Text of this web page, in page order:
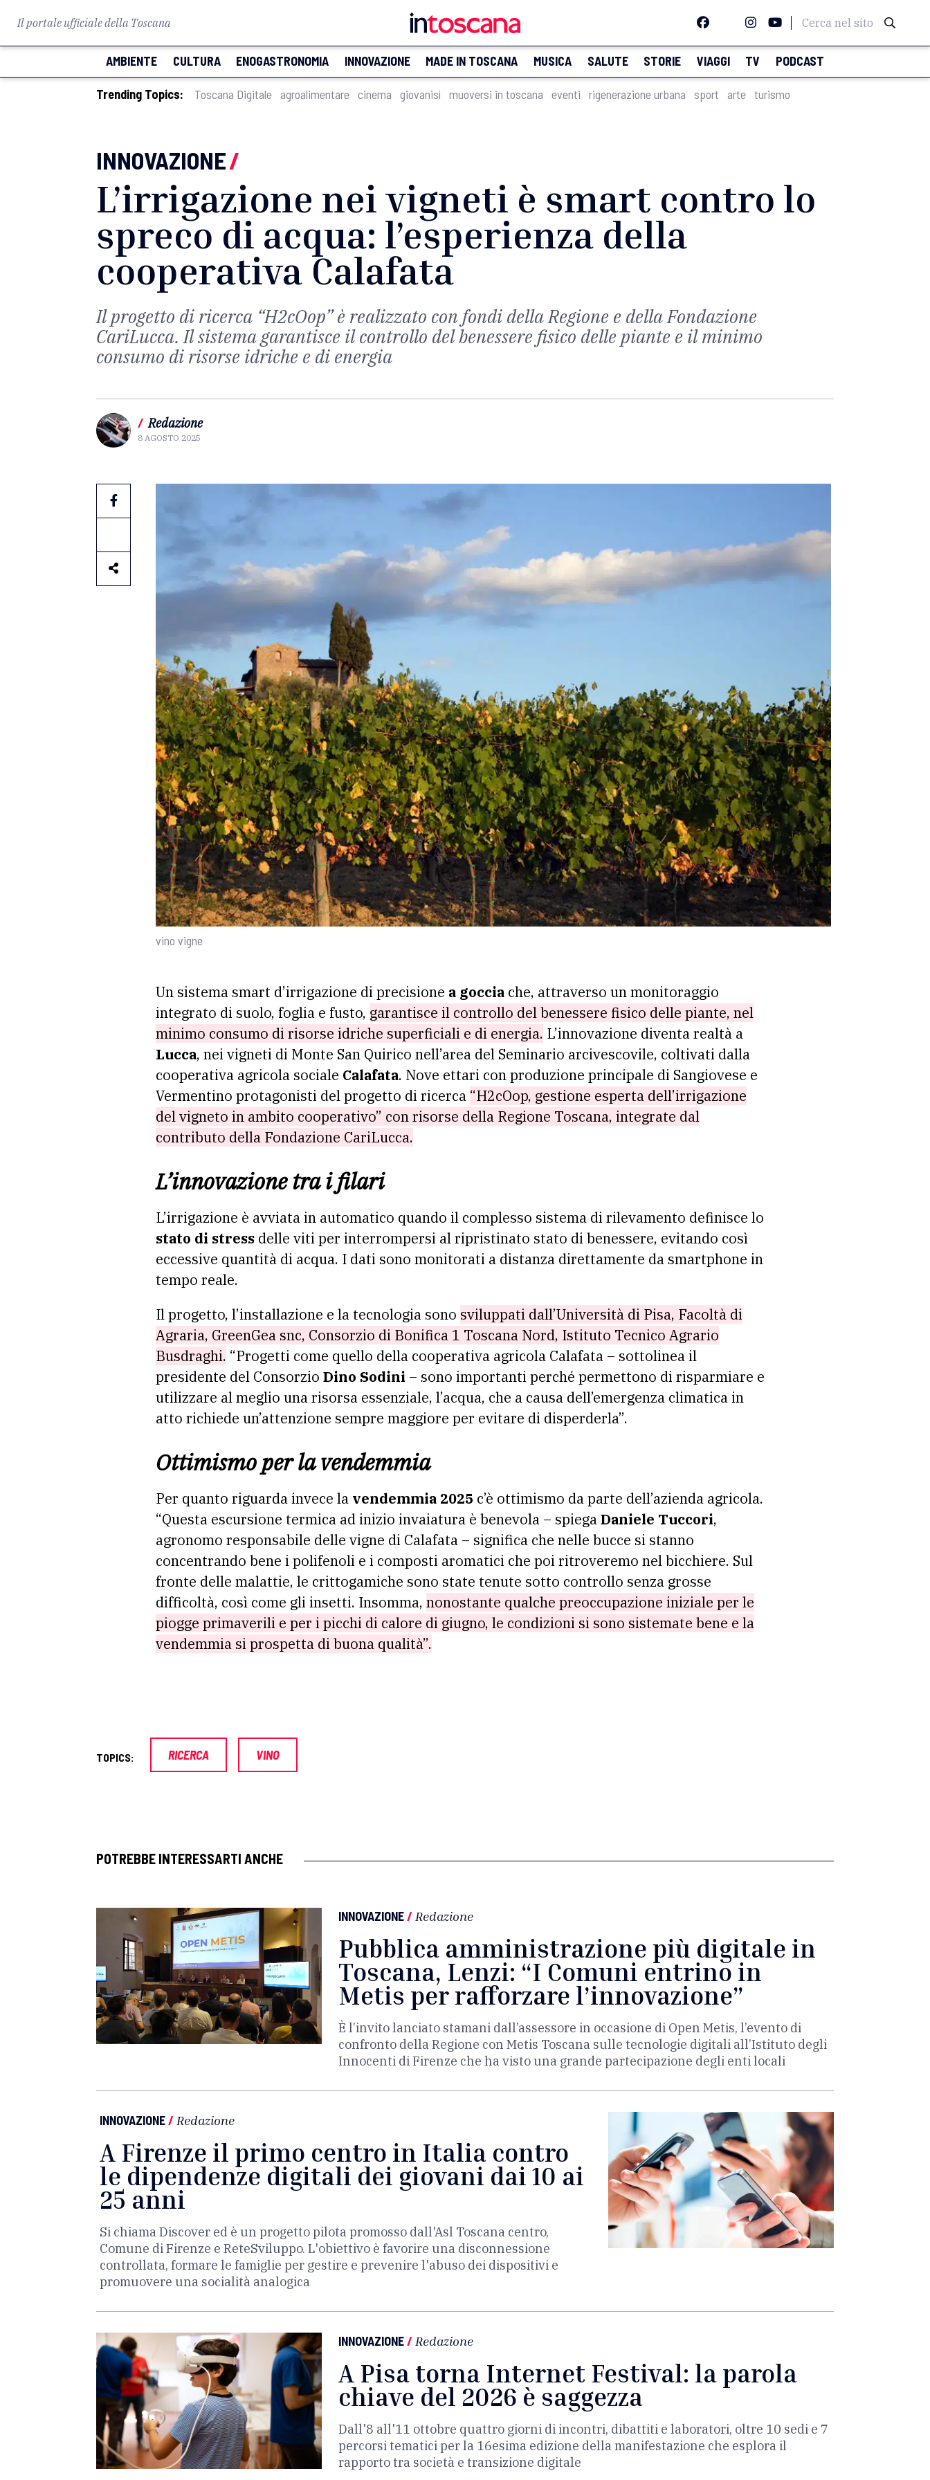
Il portale ufficiale della Toscana Cerca nel sito
AMBIENTE CULTURA ENOGASTRONOMIA INNOVAZIONE MADE IN TOSCANA MUSICA SALUTE STORIE VIAGGI TV PODCAST
Trending Topics: Toscana Digitale agroalimentare cinema giovanisì muoversi in toscana eventi rigenerazione urbana sport arte turismo
INNOVAZIONE/
L’irrigazione nei vigneti è smart contro lo
spreco di acqua: l’esperienza della
cooperativa Calafata
Il progetto di ricerca “H2cOop” è realizzato con fondi della Regione e della Fondazione
CariLucca. Il sistema garantisce il controllo del benessere fisico delle piante e il minimo
consumo di risorse idriche e di energia
/ Redazione
8 AGOSTO 2025
vino vigne
Un sistema smart d’irrigazione di precisione a goccia che, attraverso un monitoraggio
integrato di suolo, foglia e fusto, garantisce il controllo del benessere fisico delle piante, nel
minimo consumo di risorse idriche superficiali e di energia. L’innovazione diventa realtà a
Lucca, nei vigneti di Monte San Quirico nell’area del Seminario arcivescovile, coltivati dalla
cooperativa agricola sociale Calafata. Nove ettari con produzione principale di Sangiovese e
Vermentino protagonisti del progetto di ricerca “H2cOop, gestione esperta dell’irrigazione
del vigneto in ambito cooperativo” con risorse della Regione Toscana, integrate dal
contributo della Fondazione CariLucca.
L’innovazione tra i filari
L’irrigazione è avviata in automatico quando il complesso sistema di rilevamento definisce lo
stato di stress delle viti per interrompersi al ripristinato stato di benessere, evitando così
eccessive quantità di acqua. I dati sono monitorati a distanza direttamente da smartphone in
tempo reale.
Il progetto, l’installazione e la tecnologia sono sviluppati dall’Università di Pisa, Facoltà di
Agraria, GreenGea snc, Consorzio di Bonifica 1 Toscana Nord, Istituto Tecnico Agrario
Busdraghi. “Progetti come quello della cooperativa agricola Calafata – sottolinea il
presidente del Consorzio Dino Sodini – sono importanti perché permettono di risparmiare e
utilizzare al meglio una risorsa essenziale, l’acqua, che a causa dell’emergenza climatica in
atto richiede un’attenzione sempre maggiore per evitare di disperderla”.
Ottimismo per la vendemmia
Per quanto riguarda invece la vendemmia 2025 c’è ottimismo da parte dell’azienda agricola.
“Questa escursione termica ad inizio invaiatura è benevola – spiegaDaniele Tuccori,
agronomo responsabile delle vigne di Calafata – significa che nelle bucce si stanno
concentrando bene i polifenoli e i composti aromatici che poi ritroveremo nel bicchiere. Sul
fronte delle malattie, le crittogamiche sono state tenute sotto controllo senza grosse
difficoltà, così come gli insetti. Insomma, nonostante qualche preoccupazione iniziale per le
piogge primaverili e per i picchi di calore di giugno, le condizioni si sono sistemate bene e la
vendemmia si prospetta di buona qualità”.
TOPICS: RICERCA VINO
POTREBBE INTERESSARTI ANCHE
INNOVAZIONE/ Redazione
Pubblica amministrazione più digitale in
Toscana, Lenzi: “I Comuni entrino in
Metis per rafforzare l’innovazione”
È l’invito lanciato stamani dall’assessore in occasione di Open Metis, l’evento di
confronto della Regione con Metis Toscana sulle tecnologie digitali all’Istituto degli
Innocenti di Firenze che ha visto una grande partecipazione degli enti locali
INNOVAZIONE/ Redazione
A Firenze il primo centro in Italia contro
le dipendenze digitali dei giovani dai 10 ai
25 anni
Si chiama Discover ed è un progetto pilota promosso dall'Asl Toscana centro,
Comune di Firenze e ReteSviluppo. L'obiettivo è favorire una disconnessione
controllata, formare le famiglie per gestire e prevenire l'abuso dei dispositivi e
promuovere una socialità analogica
INNOVAZIONE/ Redazione
A Pisa torna Internet Festival: la parola
chiave del 2026 è saggezza
Dall'8 all'11 ottobre quattro giorni di incontri, dibattiti e laboratori, oltre 10 sedi e 7
percorsi tematici per la 16esima edizione della manifestazione che esplora il
rapporto tra società e transizione digitale